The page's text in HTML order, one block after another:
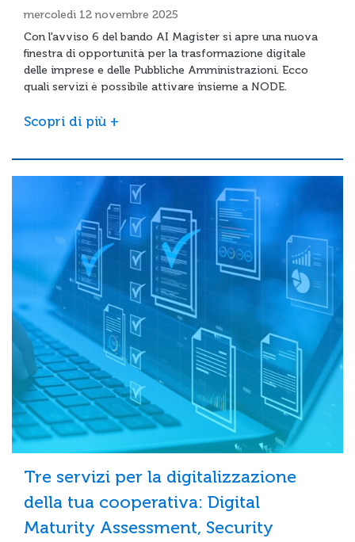
mercoledì 12 novembre 2025
Con l'avviso 6 del bando AI Magister si apre una nuova
finestra di opportunità per la trasformazione digitale
delle imprese e delle Pubbliche Amministrazioni. Ecco
quali servizi è possibile attivare insieme a NODE.
Scopri di più +
Tre servizi per la digitalizzazione
della tua cooperativa: Digital
Maturity Assessment, Security